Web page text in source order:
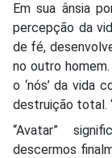
Em sua ânsia
percepção da
de fé,
no outro
o ‘nós’ da vida
destruição total.
“Avatar”
descermos